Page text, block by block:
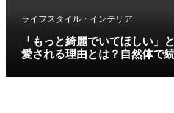
ライフスタイル・インテリア
「もっと綺麗でいてほしい」
愛される理由とは？自然体で